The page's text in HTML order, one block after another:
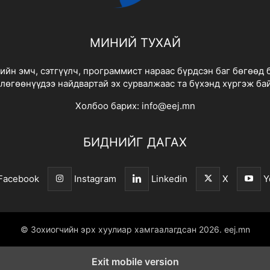
МИНИЙ ТУХАЙ
эмч, сэтгүүлч, программист нараас бүрдсэн баг бөгөөд
найдвартай эх сурвалжаас та бүхэнд хүргэж
Холбоо барих: info@eej.mn
БИДНИЙГ ДАГАХ
Instagram Linkedin X
© Зохиогчийн эрх хуулиар хамгаалагдсан 2026. eej.mn
Exit mobile version